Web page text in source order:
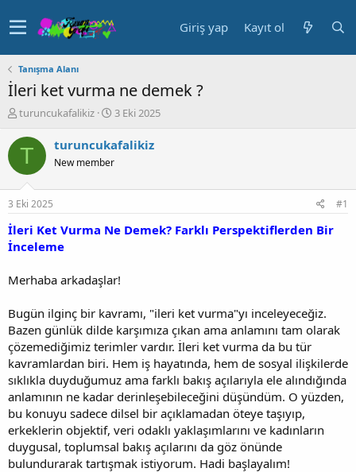
Giriş yap Kayıt ol
Tanışma Alanı
İleri ket vurma ne demek ?
K
n
y
b
a
ş
a
a
turuncukafalikiz
B
ş
ç
i
i
3 Eki 2025
T turuncukafalikiz
New member
3 Eki 2025 #1
İleri Ket Vurma Ne Demek? Farklı Perspektiflerden Bir
İnceleme
Merhaba arkadaşlar!
Bugün ilginç bir kavramı, "ileri ket vurma"yı inceleyeceğiz.
Bazen günlük dilde karşımıza çıkan ama anlamını tam olarak
çözemediğimiz terimler vardır. İleri ket vurma da bu tür
kavramlardan biri. Hem iş hayatında, hem de sosyal ilişkilerde
sıklıkla duyduğumuz ama farklı bakış açılarıyla ele alındığında
anlamının ne kadar derinleşebileceğini düşündüm. O yüzden,
bu konuyu sadece dilsel bir açıklamadan öteye taşıyıp,
erkeklerin objektif, veri odaklı yaklaşımlarını ve kadınların
duygusal, toplumsal bakış açılarını da göz önünde
bulundurarak tartışmak istiyorum. Hadi başlayalım!